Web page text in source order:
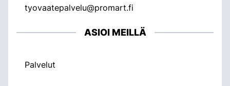
tyovaatepalvelu@promart.fi
ASIOI MEILLÄ
Palvelut